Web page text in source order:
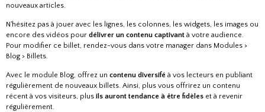
nouveaux articles.
N'hésitez pas à jouer avec les lignes, les colonnes, les widgets, les images ou
encore des vidéos pour délivrer un contenu captivant à votre audience.
Pour modifier ce billet, rendez-vous dans votre manager dans Modules >
Blog > Billets.
Avec le module Blog, offrez un contenu diversifé à vos lecteurs en publiant
régulièrement de nouveaux billets. Ainsi, plus vous offrirez un contenu
récent à vos visiteurs, plus ils auront tendance à être fidèles et à revenir
régulièrement.